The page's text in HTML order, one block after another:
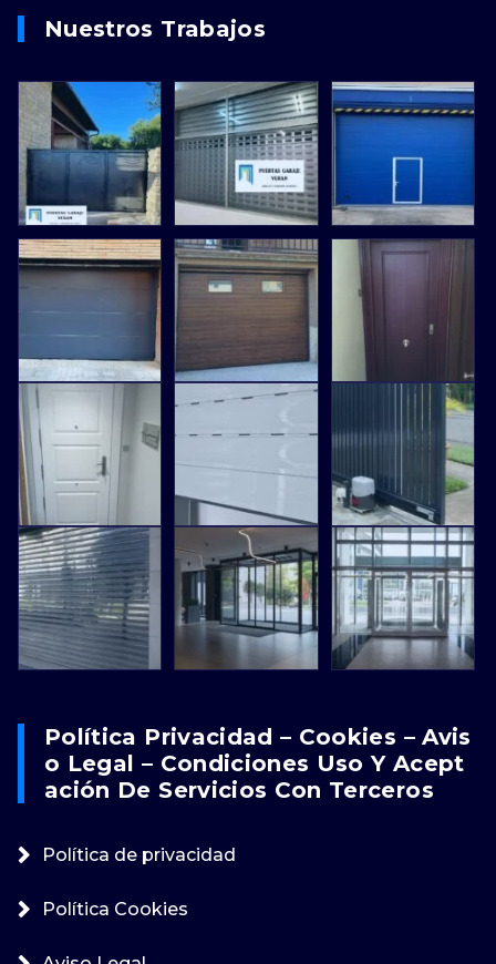
Nuestros Trabajos
Política Privacidad – Cookies – Avis
O Legal – Condiciones Uso Y Acept
Ación De Servicios Con Terceros
Política de privacidad
Política Cookies